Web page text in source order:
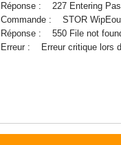
Réponse : 227 Entering
Commande : STOR
Réponse : 550 File not
Erreur : Erreur critique lors